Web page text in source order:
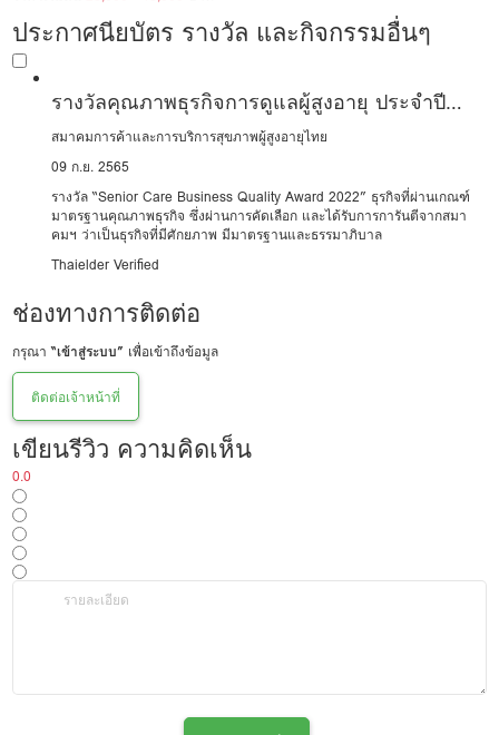
ประกาศนียบัตร รางวัล และกิจกรรมอื่นๆ
รางวัลคุณภาพธุรกิจการดูแลผู้สูงอายุ ประจำปี
2565
สมาคมการค้าและการบริการสุขภาพผู้สูงอายุไทย
09 ก.ย. 2565
รางวัล “Senior Care Business Quality Award 2022” ธุรกิจที่ผ่านเกณฑ์
มาตรฐานคุณภาพธุรกิจ ซึ่งผ่านการคัดเลือก และได้รับการการันตีจากสมา
คมฯ ว่าเป็นธุรกิจที่มีศักยภาพ มีมาตรฐานและธรรมาภิบาล
Thaielder Verified
ช่องทางการติดต่อ
กรุณา“เข้าสู่ระบบ” เพื่อเข้าถึงข้อมูล
ติดต่อเจ้าหน้าที่
เขียนรีวิว ความคิดเห็น
0.0